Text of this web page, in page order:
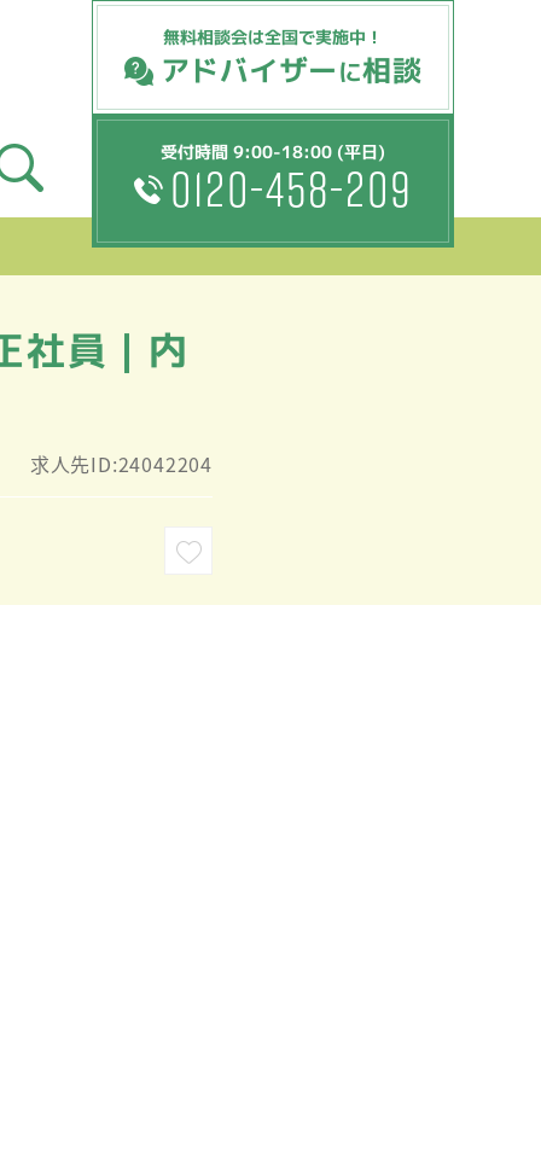
無料相談会は全国で実施中！
アドバイザーに相談
受付時間 9:00-18:00 (平日)
0120-458-209
社員｜内
求人先ID:24042204